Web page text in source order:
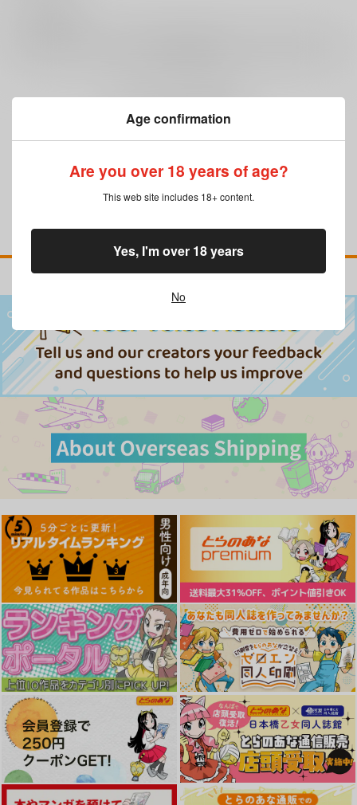
Age confirmation
Are you over 18 years of age?
This web site includes 18+ content.
No
Yes, I'm over 18 years